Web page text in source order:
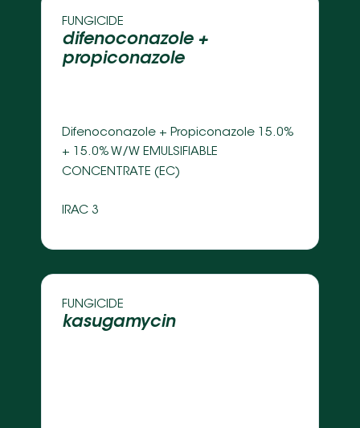
FUNGICIDE
difenoconazole +
propiconazole
Difenoconazole + Propiconazole 15.0%
+ 15.0% W/W EMULSIFIABLE
CONCENTRATE (EC)
IRAC 3
FUNGICIDE
kasugamycin